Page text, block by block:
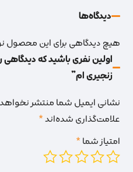
دیدگاه‌‌ها
هیچ دیدگاهی برای این
اولین نفری باشید که
زنجیری ام”
نشانی ایمیل شما منتشر
علامت‌گذاری شده‌اند*
امتیاز شما*